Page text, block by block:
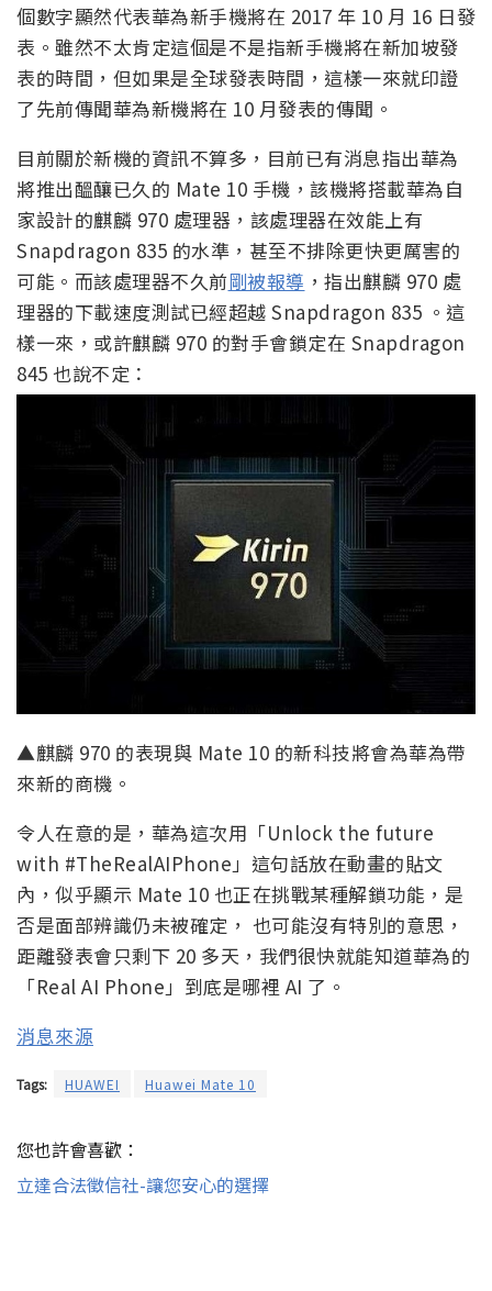
個數字顯然代表華為新手機將在 2017 年 10 月 16 日發
表。雖然不太肯定這個是不是指新手機將在新加坡發
表的時間，但如果是全球發表時間，這樣一來就印證
了先前傳聞華為新機將在 10 月發表的傳聞。
目前關於新機的資訊不算多，目前已有消息指出華為
將推出醞釀已久的 Mate 10 手機，該機將搭載華為自
家設計的麒麟 970 處理器，該處理器在效能上有
Snapdragon 835 的水準，甚至不排除更快更厲害的
可能。而該處理器不久前剛被報導 ，指出麒麟 970 處
理器的下載速度測試已經超越 Snapdragon 835 。這
樣一來，或許麒麟 970 的對手會鎖定在 Snapdragon
845 也說不定：
▲麒麟 970 的表現與 Mate 10 的新科技將會為華為帶
來新的商機。
令人在意的是，華為這次用「Unlock the future
with #TheRealAIPhone」這句話放在動畫的貼文
內，似乎顯示 Mate 10 也正在挑戰某種解鎖功能，是
否是面部辨識仍未被確定， 也可能沒有特別的意思，
距離發表會只剩下 20 多天，我們很快就能知道華為的
「Real AI Phone」到底是哪裡 AI 了。
消息來源
Tags: HUAWEI Huawei Mate 10
您也許會喜歡：
立達合法徵信社-讓您安心的選擇